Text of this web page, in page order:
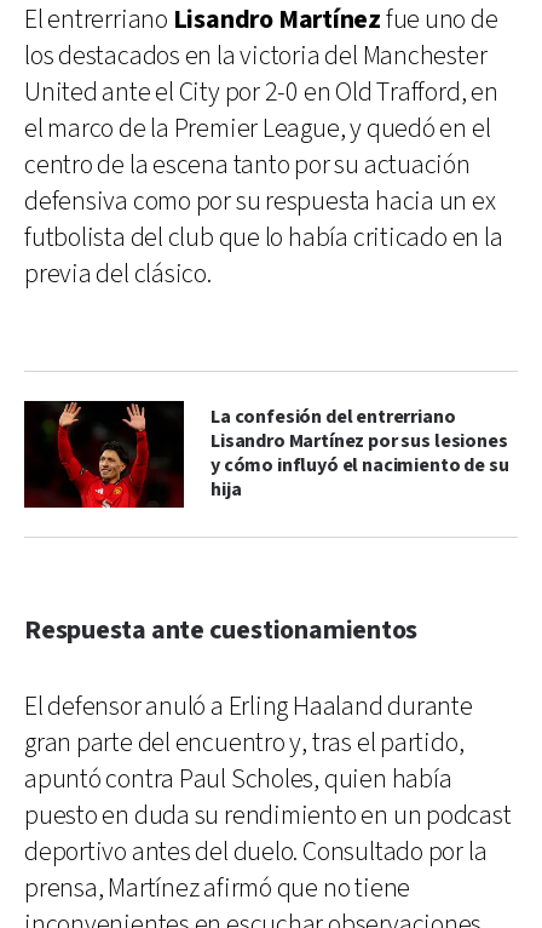
El entrerriano Lisandro Martínezfue uno de
los destacados en la victoria del Manchester
United ante el City por 2-0 en Old Trafford, en
el marco de la Premier League, y quedó en el
centro de la escena tanto por su actuación
defensiva como por su respuesta hacia un ex
futbolista del club que lo había criticado en la
previa del clásico.
La confesión del entrerriano
Lisandro Martínez por sus lesiones
y cómo influyó el nacimiento de su
hija
Respuesta ante cuestionamientos
El defensor anuló a Erling Haaland durante
gran parte del encuentro y, tras el partido,
apuntó contra Paul Scholes, quien había
puesto en duda su rendimiento en un podcast
deportivo antes del duelo. Consultado por la
prensa, Martínez afirmó que no tiene